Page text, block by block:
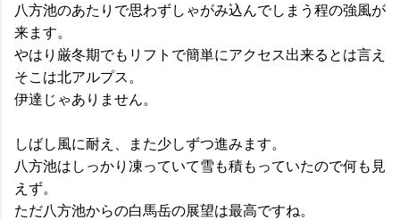
八方池のあたりで思わずしゃがみ込んでしまう程の強風が
来ます。
やはり厳冬期でもリフトで簡単にアクセス出来るとは言え
そこは北アルプス。
伊達じゃありません。
しばし風に耐え、また少しずつ進みます。
八方池はしっかり凍っていて雪も積もっていたので何も見
えず。
ただ八方池からの白馬岳の展望は最高ですね。